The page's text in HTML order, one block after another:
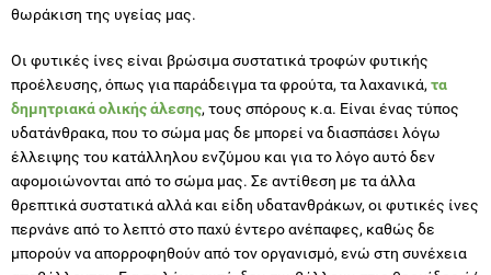
θωράκιση της υγείας μας.
Οι φυτικές ίνες είναι βρώσιμα συστατικά τροφών φυτικής
προέλευσης, όπως για παράδειγμα τα φρούτα, τα λαχανικά, τα
δημητριακά ολικής άλεσης, τους σπόρους κ.α. Είναι ένας τύπος
υδατάνθρακα, που το σώμα μας δε μπορεί να διασπάσει λόγω
έλλειψης του κατάλληλου ενζύμου και για το λόγο αυτό δεν
αφομοιώνονται από το σώμα μας. Σε αντίθεση με τα άλλα
θρεπτικά συστατικά αλλά και είδη υδατανθράκων, οι φυτικές ίνες
περνάνε από το λεπτό στο παχύ έντερο ανέπαφες, καθώς δε
μπορούν να απορροφηθούν από τον οργανισμό, ενώ στη συνέχεια